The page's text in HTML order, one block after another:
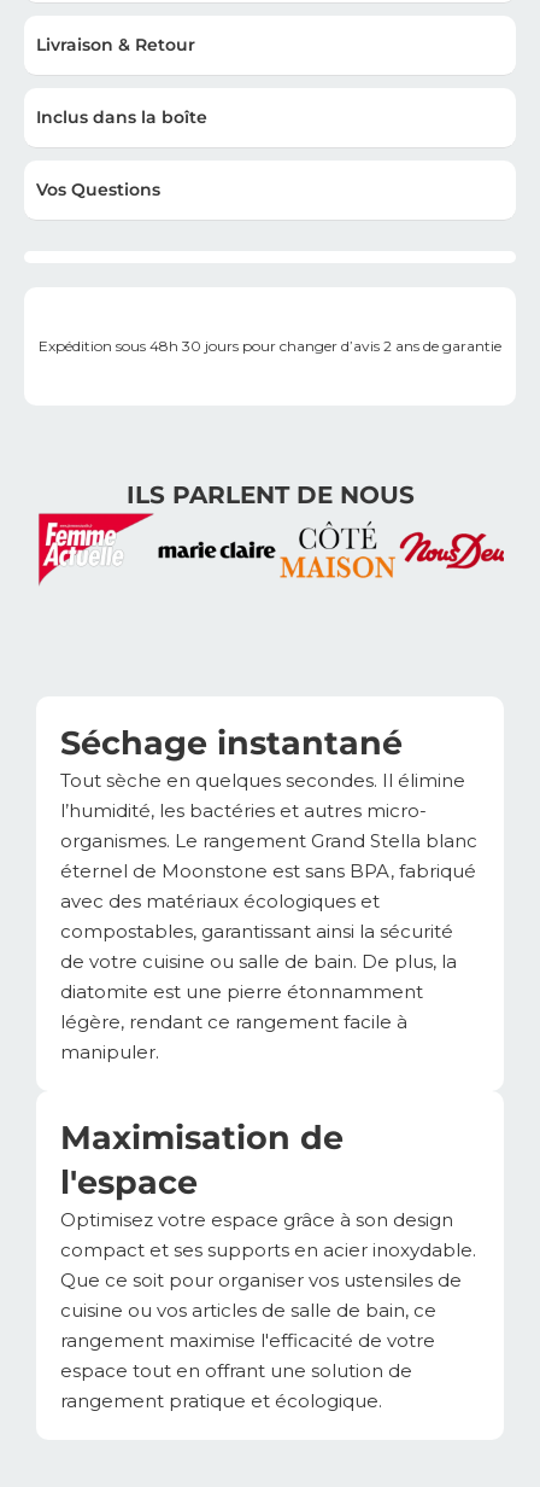
Livraison & Retour
Inclus dans la boîte
Vos Questions
Expédition sous 48h 30 jours pour changer d’avis 2 ans de garantie
ILS PARLENT DE NOUS
Séchage instantané
Tout sèche en quelques secondes. Il élimine
l’humidité, les bactéries et autres micro-
organismes. Le rangement Grand Stella blanc
éternel de Moonstone est sans BPA, fabriqué
avec des matériaux écologiques et
compostables, garantissant ainsi la sécurité
de votre cuisine ou salle de bain. De plus, la
diatomite est une pierre étonnamment
légère, rendant ce rangement facile à
manipuler.
Maximisation de
l'espace
Optimisez votre espace grâce à son design
compact et ses supports en acier inoxydable.
Que ce soit pour organiser vos ustensiles de
cuisine ou vos articles de salle de bain, ce
rangement maximise l'efficacité de votre
espace tout en offrant une solution de
rangement pratique et écologique.